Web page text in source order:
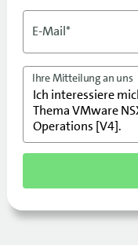
E-Mail*
Ihre Mitteilung an uns